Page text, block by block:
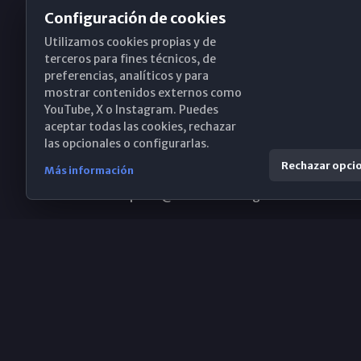
Obispado de Málaga
Santa María, 18-20. 29015 Málaga
(+34) 952 224 386
Configuración de cookies
Utilizamos cookies propias y de
terceros para fines técnicos, de
preferencias, analíticos y para
mostrar contenidos externos como
YouTube, X o Instagram. Puedes
aceptar todas las cookies, rechazar
las opcionales o configurarlas.
Más información Rechazar